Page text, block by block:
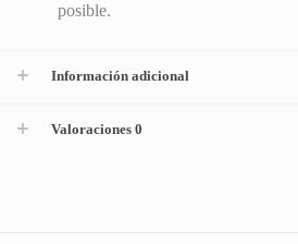
posible.
Información adicional
Valoraciones 0